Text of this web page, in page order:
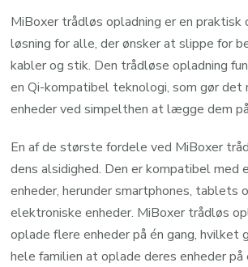
MiBoxer trådløs opladning er en praktisk
løsning for alle, der ønsker at slippe for
kabler og stik. Den trådløse opladning
en Qi-kompatibel teknologi, som gør
enheder ved simpelthen at lægge dem
En af de største fordele ved MiBoxer
dens alsidighed. Den er kompatibel med
enheder, herunder smartphones, tablets
elektroniske enheder. MiBoxer trådløs
oplade flere enheder på én gang, hvilket
hele familien at oplade deres enheder på